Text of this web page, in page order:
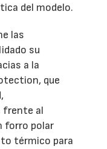
del modelo.
las
su
a la
que
frente al
forro polar
térmico para